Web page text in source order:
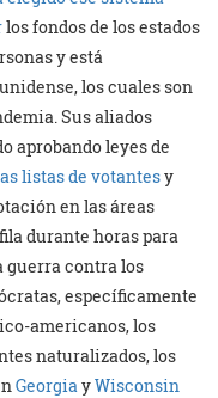
los fondos de los estados
y está
los cuales son
Sus aliados
aprobando leyes de
listas de votantesy
en las áreas
durante horas para
guerra contra los
específicamente
americanos, los
naturalizados, los
GeorgiayWisconsin